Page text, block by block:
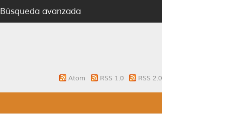
Búsqueda avanzada
Atom RSS 1.0 RSS 2.0